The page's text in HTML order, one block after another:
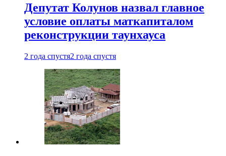
Депутат Колунов назвал главное
условие оплаты маткапиталом
реконструкции таунхауса
2 года спустя2 года спустя